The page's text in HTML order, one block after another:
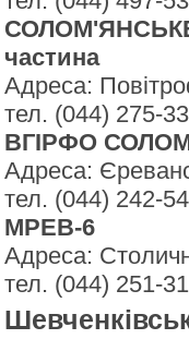
СОЛОМ'ЯНСЬКЕ
частина
Адреса:
тел. (044) 275-
ВГІРФО
Адреса:
тел. (044) 242-
МРЕВ-6
Адреса:
тел. (044) 251-